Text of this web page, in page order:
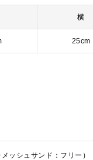
横
25cm
ッシュサンド：フリー）